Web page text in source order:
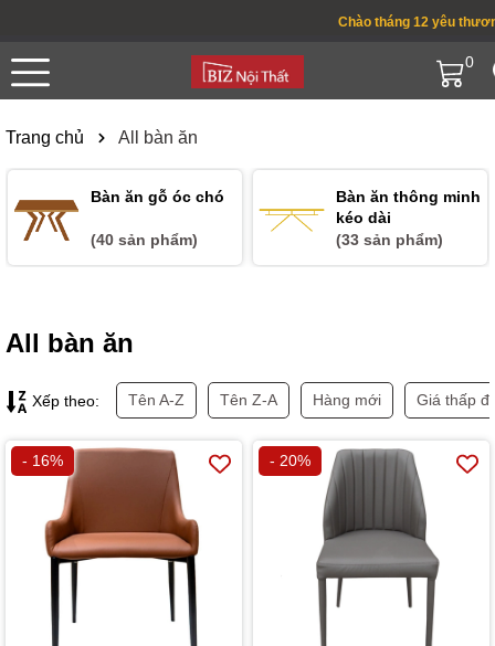
Chào tháng 12 yêu thương
0
Trang chủ All bàn ăn
Bàn ăn gỗ óc chó
(40 sản phẩm)
Bàn ăn thông minh
kéo dài
(33 sản phẩm)
All bàn ăn
Xếp theo: Tên A-Z Tên Z-A Hàng mới Giá thấp
- 16% - 20%